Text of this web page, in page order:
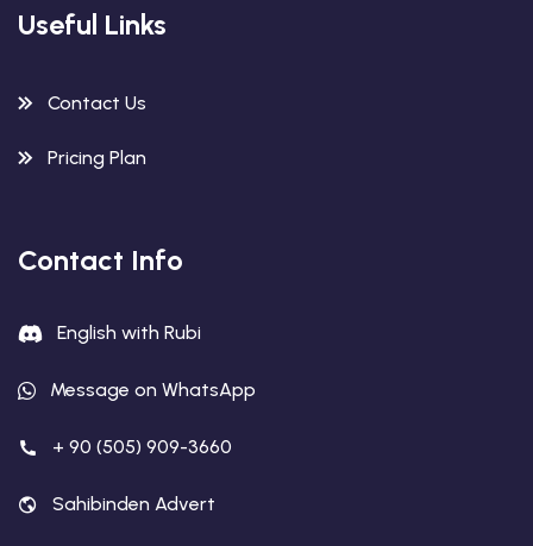
Useful Links
Contact Us
Pricing Plan
Contact Info
English with Rubi
Message on WhatsApp
+ 90 (505) 909-3660
Sahibinden Advert